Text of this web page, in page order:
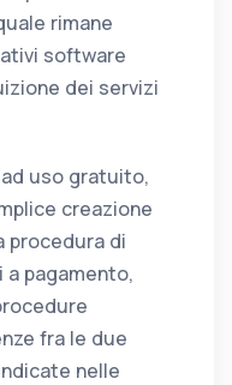
rimane
software
dei servizi
uso gratuito,
creazione
procedura di
pagamento,
fra le due
nelle